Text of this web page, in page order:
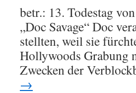
betr.: 13. Todestag
„Doc Savage“ Doc
stellten, weil sie
Hollywoods Grabung
Zwecken der
→